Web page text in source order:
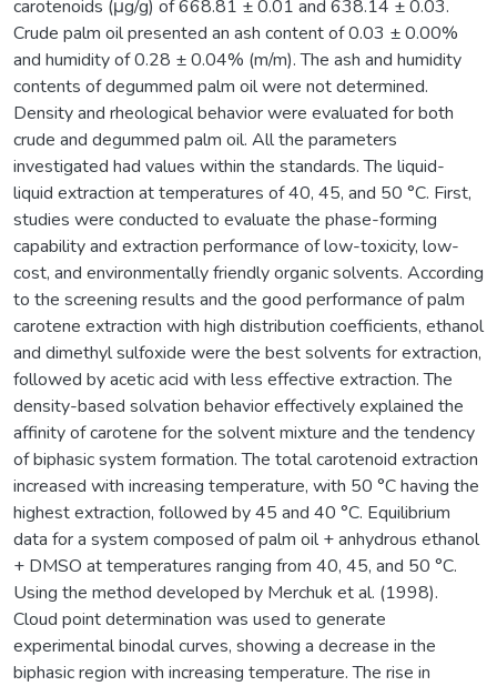
carotenoids (μg/g) of 668.81 ± 0.01 and 638.14 ± 0.03.
Crude palm oil presented an ash content of 0.03 ± 0.00%
and humidity of 0.28 ± 0.04% (m/m). The ash and humidity
contents of degummed palm oil were not determined.
Density and rheological behavior were evaluated for both
crude and degummed palm oil. All the parameters
investigated had values within the standards. The liquid-
liquid extraction at temperatures of 40, 45, and 50 °C. First,
studies were conducted to evaluate the phase-forming
capability and extraction performance of low-toxicity, low-
cost, and environmentally friendly organic solvents. According
to the screening results and the good performance of palm
carotene extraction with high distribution coefficients, ethanol
and dimethyl sulfoxide were the best solvents for extraction,
followed by acetic acid with less effective extraction. The
density-based solvation behavior effectively explained the
affinity of carotene for the solvent mixture and the tendency
of biphasic system formation. The total carotenoid extraction
increased with increasing temperature, with 50 °C having the
highest extraction, followed by 45 and 40 °C. Equilibrium
data for a system composed of palm oil + anhydrous ethanol
+ DMSO at temperatures ranging from 40, 45, and 50 °C.
Using the method developed by Merchuk et al. (1998).
Cloud point determination was used to generate
experimental binodal curves, showing a decrease in the
biphasic region with increasing temperature. The rise in